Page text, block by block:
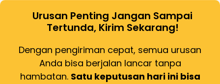
Urusan Penting Jangan Sampai
Tertunda, Kirim Sekarang!
Dengan pengiriman cepat, semua urusan
Anda bisa berjalan lancar tanpa
hambatan. Satu keputusan hari ini bisa